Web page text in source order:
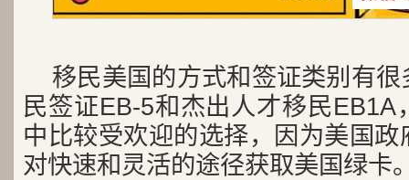
移民美国的方式和签证类别有
民签证EB-5和杰出人才移民
中比较受欢迎的选择，因为美国
对快速和灵活的途径获取美国绿卡